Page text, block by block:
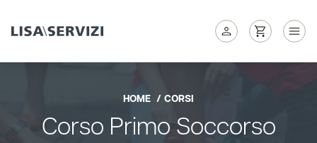
HOME CORSI
Corso Primo Soccorso